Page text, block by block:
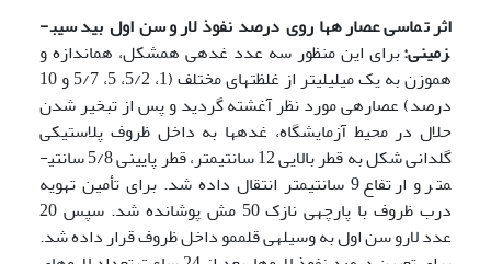
اثر تماسی عصاره­ها روی درصد نفوذ لارو سن اول بید سیب­
زمینی:برای این منظور سه عدد غده­ی هم­شکل، هم­اندازه و
هم­وزن به یک میلی­لیتر از غلظت­های مختلف (1، 5/2، 5، 5/7 و 10
درصد) عصاره­ی مورد نظر آغشته گردید و پس از تبخیر شدن
حلال در محیط آزمایشگاه، غده­ها به داخل ظروف پلاستیکی
گلدانی شکل به قطر بالایی 12 سانتی­متر، قطر پایینی 5/8 سانتی­
متر و ارتفاع 9 سانتی­متر انتقال داده شد. برای تأمین تهویه
درب ظروف با پارچه­ی نازک 50 مش پوشانده شد. سپس 20
عدد لارو سن اول به وسیله­ی قلم­مو داخل ظروف قرار داده شد.